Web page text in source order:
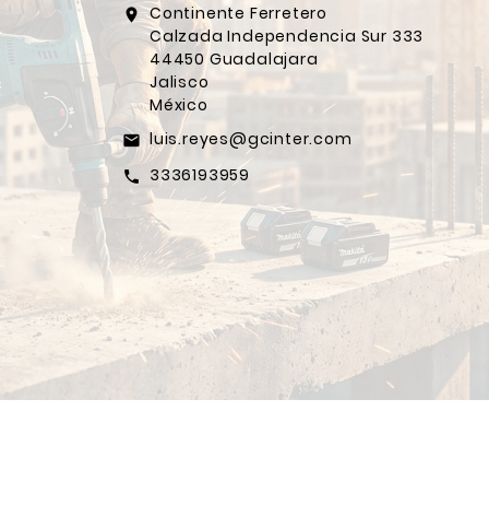
location_on Continente Ferretero
Calzada Independencia Sur 333
44450 Guadalajara
Jalisco
México
email luis.reyes@gcinter.com
call 3336193959